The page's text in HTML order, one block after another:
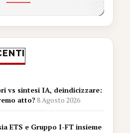
vs sintesi IA, deindicizzare:
atto?8 Agosto 2026
ETS e Gruppo I-FT insieme